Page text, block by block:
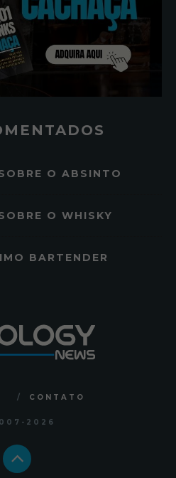
O ABSINTO
O WHISKY
BARTENDER
CONTATO
-2026